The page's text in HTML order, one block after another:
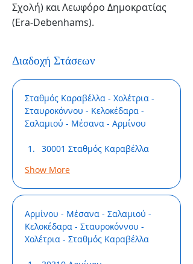
Σχολή) και Λεωφόρο Δημοκρατίας
(Era-Debenhams).
Διαδοχή Στάσεων
Σταθμός Καραβέλλα - Χολέτρια -
Σταυροκόννου - Κελοκέδαρα -
Σαλαμιού - Μέσανα - Αρμίνου
30001 Σταθμός Καραβέλλα
Show More
Αρμίνου - Μέσανα - Σαλαμιού -
Κελοκέδαρα - Σταυροκόννου -
Χολέτρια - Σταθμός Καραβέλλα